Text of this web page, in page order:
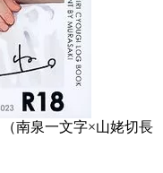
南泉一文字×山姥切長